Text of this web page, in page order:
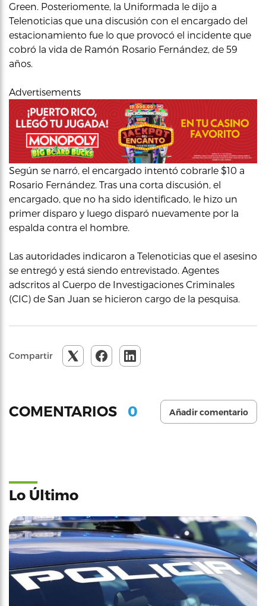
Green. Posteriomente, la Uniformada le dijo a
Telenoticias que una discusión con el encargado del
estacionamiento fue lo que provocó el incidente que
cobró la vida de Ramón Rosario Fernández, de 59
años.
Advertisements
Según se narró, el encargado intentó cobrarle $10 a
Rosario Fernández. Tras una corta discusión, el
encargado, que no ha sido identificado, le hizo un
primer disparo y luego disparó nuevamente por la
espalda contra el hombre.
Las autoridades indicaron a Telenoticias que el asesino
se entregó y está siendo entrevistado. Agentes
adscritos al Cuerpo de Investigaciones Criminales
(CIC) de San Juan se hicieron cargo de la pesquisa.
Compartir
COMENTARIOS 0 Añadir comentario
Lo Último